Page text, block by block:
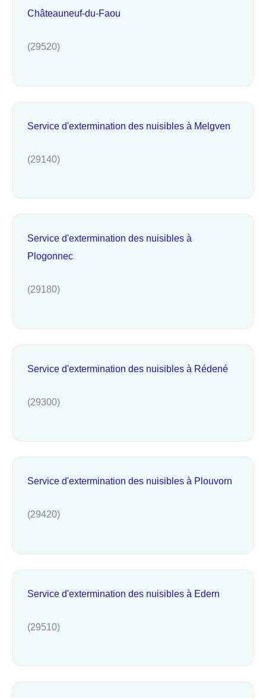
Châteauneuf-du-Faou
(29520)
Service d'extermination des nuisibles à Melgven
(29140)
Service d'extermination des nuisibles à
Plogonnec
(29180)
Service d'extermination des nuisibles à Rédené
(29300)
Service d'extermination des nuisibles à Plouvorn
(29420)
Service d'extermination des nuisibles à Edern
(29510)